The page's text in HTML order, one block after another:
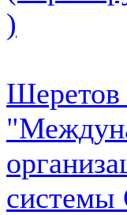
)
Шеретов